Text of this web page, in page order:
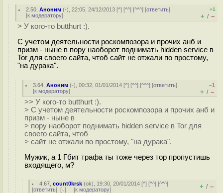
2.50 ,Аноним (-), 22:05, 24/12/2013 [^] [^^] [^^^] [ответить]
[к модератору]
+1
+ / –
> У кого-то butthurt :).
С учетом деятельности роскомпозора и прочих анб и
призм - ныне в пору наоборот поднимать hidden service в
Tor для своего сайта, чтоб сайт не отжали по простому,
"на дypaка".
3.64 ,Аноним (-), 00:32, 01/01/2014 [^] [^^] [^^^] [ответить]
[к модератору]
–1
+ / –
>> У кого-то butthurt :).
> С учетом деятельности роскомпозора и прочих анб и
призм - ныне в
> пору наоборот поднимать hidden service в Tor для
своего сайта, чтоб
> сайт не отжали по простому, "на дypaка".
Мужик, а 1 Гбит трафа ты тоже через тор пропустишь
входящего, м?
4.67 ,count0krsk (ok), 19:30, 20/01/2014 [^] [^^] [^^^]
[ответить] [↓] [к модератору] + / –